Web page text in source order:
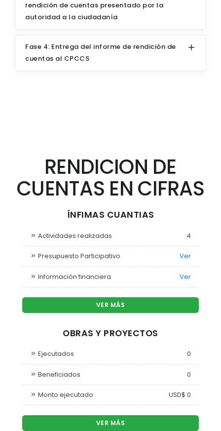
rendición de cuentas presentado por la
autoridad a la ciudadanía
Fase 4: Entrega del informe de rendición de
cuentas al CPCCS
RENDICION DE
CUENTAS EN CIFRAS
ÍNFIMAS CUANTIAS
Actividades realizadas 4
Presupuesto Participativo Ver
Información financiera Ver
VER MÁS
OBRAS Y PROYECTOS
Ejecutados 0
Beneficiados 0
Monto ejecutado USD$ 0
VER MÁS